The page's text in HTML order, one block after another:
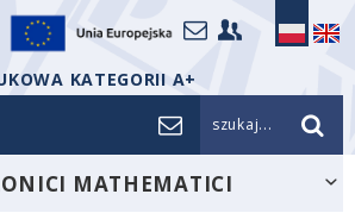
KATEGORII A+
szukaj...
MATHEMATICI